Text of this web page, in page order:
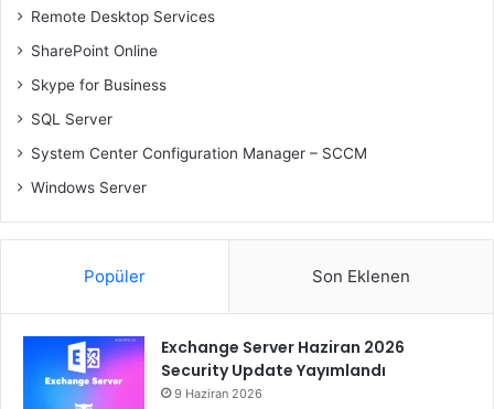
Remote Desktop Services
SharePoint Online
Skype for Business
SQL Server
System Center Configuration Manager – SCCM
Windows Server
Popüler Son Eklenen
Exchange Server Haziran 2026
Security Update Yayımlandı
9 Haziran 2026